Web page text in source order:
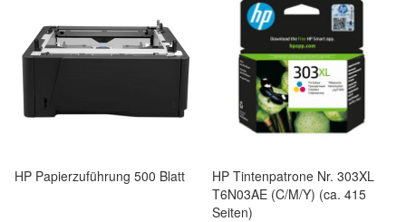
HP Papierzuführung 500 Blatt
HP Tintenpatrone Nr. 303XL
T6N03AE (C/M/Y) (ca. 415
Seiten)